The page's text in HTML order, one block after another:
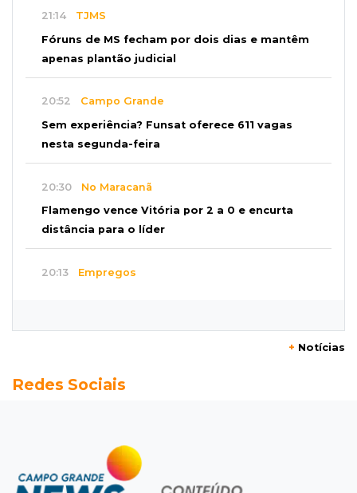
21:14 TJMS
Fóruns de MS fecham por dois dias e mantêm
apenas plantão judicial
20:52 Campo Grande
Sem experiência? Funsat oferece 611 vagas
nesta segunda-feira
20:30 No Maracanã
Flamengo vence Vitória por 2 a 0 e encurta
distância para o líder
20:13 Empregos
Vigia é amarrado durante roubo de carro e
Bragança Paulista
Corinthians vence Bragantino por 2 a 0 e sobe
para 7º no Brasileirão
+ Notícias
Redes Sociais